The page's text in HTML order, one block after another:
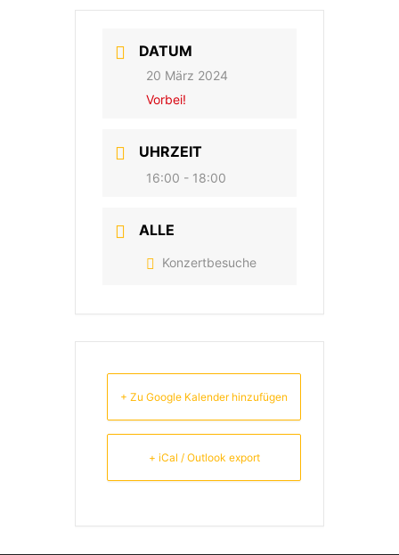
DATUM
20 März 2024
Vorbei!
UHRZEIT
16:00 - 18:00
ALLE
Konzertbesuche
+ Zu Google Kalender hinzufügen
+ iCal / Outlook export